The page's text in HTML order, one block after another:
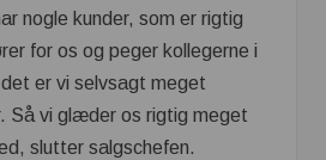
nogle kunder, som er rigtig
for os og peger kollegerne i
er vi selvsagt meget
Så vi glæder os rigtig meget
slutter salgschefen.